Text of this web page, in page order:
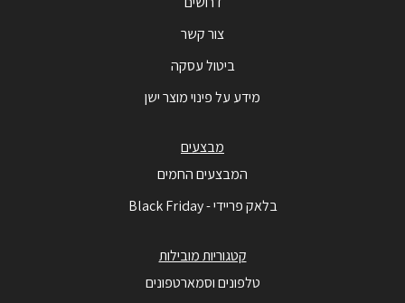
צור קשר
ביטול עסקה
מידע על פינוי מוצר ישן
מבצעים
המבצעים החמים
בלאק פריידי - Black Friday
קטגוריות מובילות
טלפונים וסמארטפונים